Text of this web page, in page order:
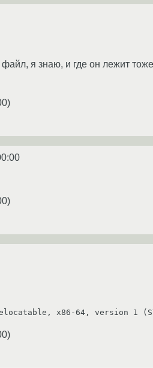
я знаю, и где он лежит
)
)
)